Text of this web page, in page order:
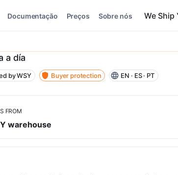
Documentação Preços Sobre nós
a día
by WSY Buyer protection EN · ES · PT
FROM
warehouse